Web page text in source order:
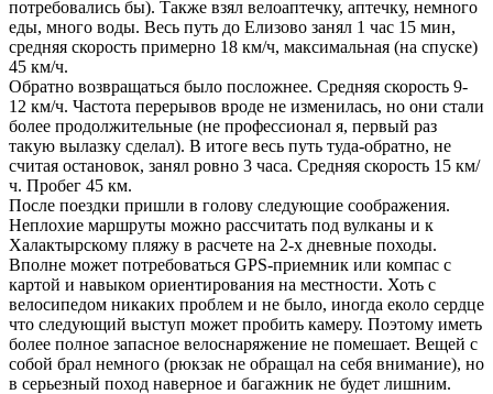
потребовались бы). Также взял велоаптечку, аптечку, немного
еды, много воды. Весь путь до Елизово занял 1 час 15 мин,
средняя скорость примерно 18 км/ч, максимальная (на спуске)
45 км/ч.
Обратно возвращаться было посложнее. Средняя скорость 9-
12 км/ч. Частота перерывов вроде не изменилась, но они стали
более продолжительные (не профессионал я, первый раз
такую вылазку сделал). В итоге весь путь туда-обратно, не
считая остановок, занял ровно 3 часа. Средняя скорость 15 км/
ч. Пробег 45 км.
После поездки пришли в голову следующие соображения.
Неплохие маршруты можно рассчитать под вулканы и к
Халактырскому пляжу в расчете на 2-х дневные походы.
Вполне может потребоваться GPS-приемник или компас с
картой и навыком ориентирования на местности. Хоть с
велосипедом никаких проблем и не было, иногда еколо сердце
что следующий выступ может пробить камеру. Поэтому иметь
более полное запасное велоснаряжение не помешает. Вещей с
собой брал немного (рюкзак не обращал на себя внимание), но
в серьезный поход наверное и багажник не будет лишним.